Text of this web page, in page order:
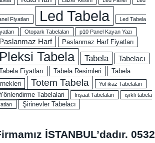
Fiyatları Led Tabela Led Tabela
Otopark Tabelaları p10 Panel Kayan Yazı
Paslanmaz Harf Paslanmaz Harf Fiyatları
Pleksi Tabela Tabela Tabelacı
Fiyatları Tabela Resimleri
Tabela
Totem Tabela Yol ikaz Tabelaları
Tabelalari İnşaat Tabelaları
ışıklı tabela
Şirinevler Tabelacı
İSTANBUL’dadır. 0532